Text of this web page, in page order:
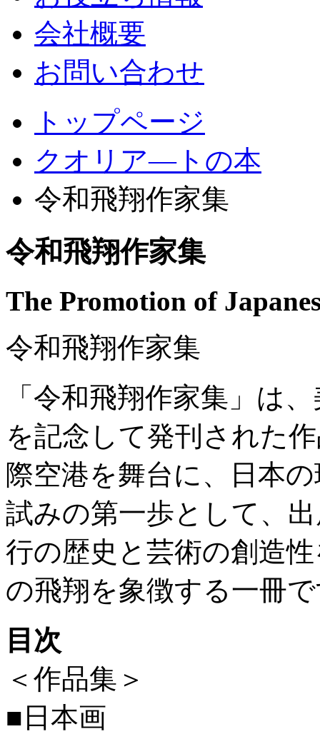
会社概要
お問い合わせ
トップページ
クオリア―トの本
令和飛翔作家集
令和飛翔作家集
The Promotion of
令和飛翔作家集
「令和飛翔作家集」は
を記念して発刊された
際空港を舞台に、日本
試みの第一歩として、
行の歴史と芸術の創造
の飛翔を象徴する一冊
目次
＜作品集＞
■日本画